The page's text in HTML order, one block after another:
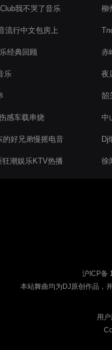
我不哭了音乐
流行中文包房上
经典回顾
乐
感车载串烧
的好兄弟慢摇电音
潮娱乐KTV热播
柳
赤
夜
韶
中
Dj
徐
沪ICP备
本站舞曲均为DJ原创作品，
用